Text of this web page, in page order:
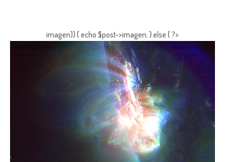
imagen)) { echo $post->imagen; } else { ?>